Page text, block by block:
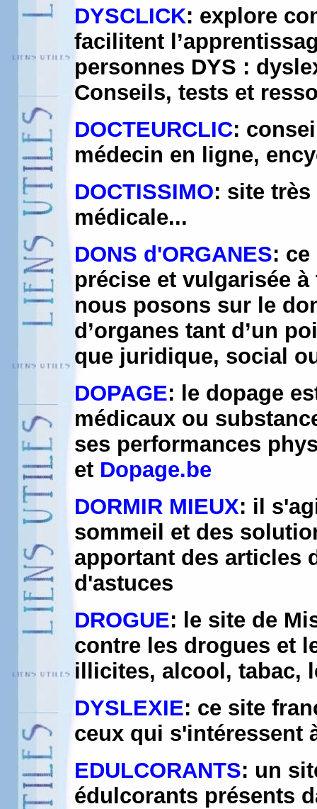
DYSCLICK: explore
facilitent
personnes DYS :
Conseils, tests et
DOCTEURCLIC:
médecin en ligne,
DOCTISSIMO: site
médicale...
DONS d'ORGANES:
précise et vulgarisée
nous posons sur le
d’organes tant d’un
que juridique, social
DOPAGE: le dopage
médicaux ou
ses performances
et Dopage.be
DORMIR MIEUX: il
sommeil et des
apportant des articles
d'astuces
DROGUE: le site de
contre les drogues et
illicites, alcool, tabac,
DYSLEXIE: ce site
ceux qui s'intéressent
EDULCORANTS: un
édulcorants présents